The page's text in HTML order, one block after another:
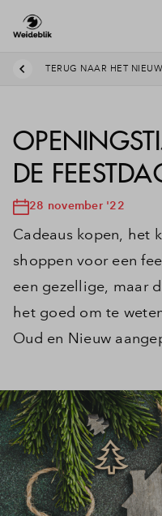
TERUG NAAR HET
DE
28 november '22
Cadeaus kopen, het
shoppen voor een
een gezellige, maar
het goed om te
Oud en Nieuw